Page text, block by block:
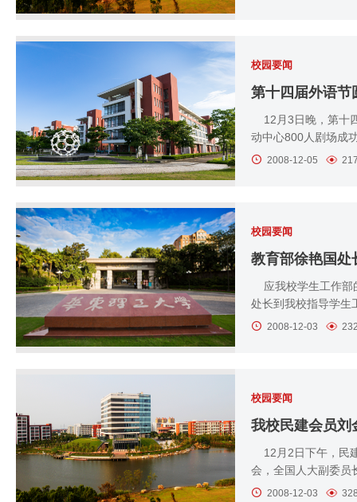
校园要闻
第十四届外语节
12月3日晚，第十
动中心800人剧场成
2008-12-05
校园要闻
教育部徐艳国处
应我校学生工作部
处长到我校指导学生
2008-12-03
校园要闻
我校民建会员刘
12月2日下午，民
会，全国人大副委员
2008-12-03